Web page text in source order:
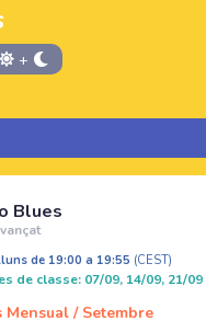
+
Blues
de 19:00 a 19:55 (CEST)
de classe: 07/09, 14/09, 21/09
Mensual / Setembre